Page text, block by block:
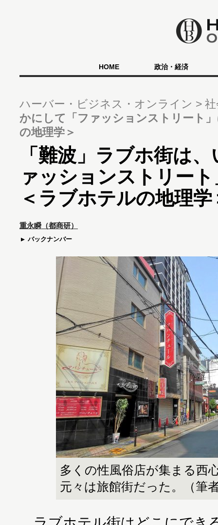
HOME 政治・経済
ハーバー・ビジネス・オンライン
かにして「ファッションストリート
の地理学＞
「難波」ラブホ街は
ァッションストリー
＜ラブホテルの地理学
重永瞬（都商研）
バックナンバー
多くの性風俗店が集まる西
元々は旅館街だった。（筆